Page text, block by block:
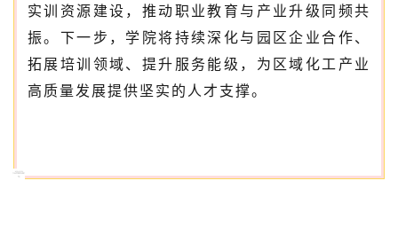
实训资源建设，推动职业教育与产业升级同频共
振。下一步，学院将持续深化与园区企业合作、
拓展培训领域、提升服务能级，为区域化工产业
高质量发展提供坚实的人才支撑。